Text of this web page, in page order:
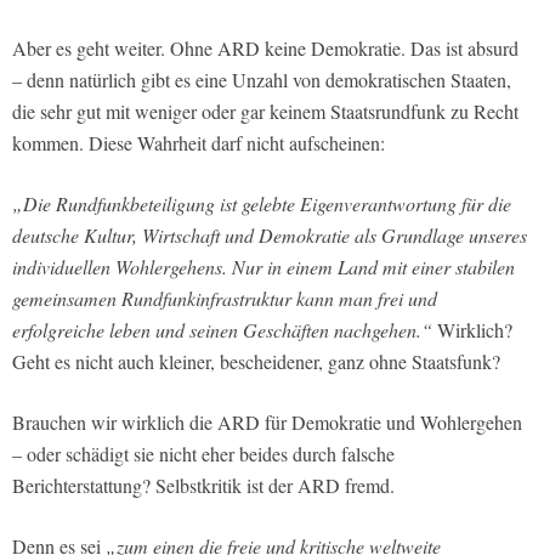
Aber es geht weiter. Ohne ARD keine Demokratie. Das ist absurd
– denn natürlich gibt es eine Unzahl von demokratischen Staaten,
die sehr gut mit weniger oder gar keinem Staatsrundfunk zu Recht
kommen. Diese Wahrheit darf nicht aufscheinen:
„Die Rundfunkbeteiligung ist gelebte Eigenverantwortung für die
deutsche Kultur, Wirtschaft und Demokratie als Grundlage unseres
individuellen Wohlergehens. Nur in einem Land mit einer stabilen
gemeinsamen Rundfunkinfrastruktur kann man frei und
erfolgreiche leben und seinen Geschäften nachgehen.“ Wirklich?
Geht es nicht auch kleiner, bescheidener, ganz ohne Staatsfunk?
Brauchen wir wirklich die ARD für Demokratie und Wohlergehen
– oder schädigt sie nicht eher beides durch falsche
Berichterstattung? Selbstkritik ist der ARD fremd.
Denn es sei „zum einen die freie und kritische weltweite